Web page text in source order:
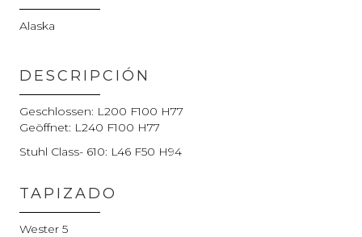
Alaska
DESCRIPCIÓN
Geschlossen: L200 F100 H77
Geöffnet: L240 F100 H77
Stuhl Class- 610: L46 F50 H94
TAPIZADO
Wester 5